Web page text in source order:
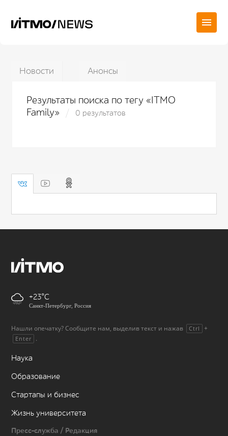
Новости Анонсы
Результаты поиска по тегу «ITMO
Family»
0 результатов
+23
Санкт-Петербург, Россия
Нашли опечатку? Сообщите нам, выделив текст и нажав Ctrl +
Enter .
Наука
Образование
Стартапы и бизнес
Жизнь университета
Пресс-служба / Редакция